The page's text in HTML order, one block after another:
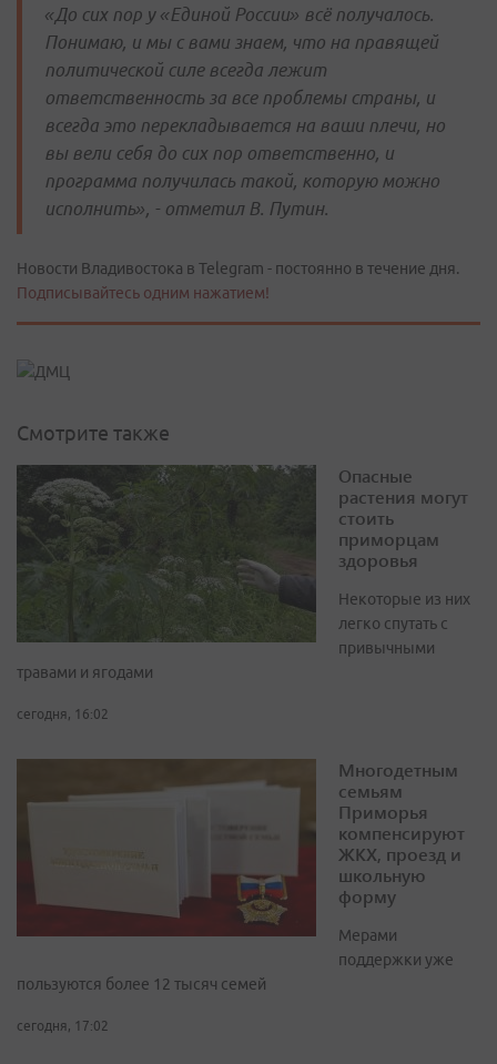
«До сих пор у «Единой России» всё получалось.
Понимаю, и мы с вами знаем, что на правящей
политической силе всегда лежит
ответственность за все проблемы страны, и
всегда это перекладывается на ваши плечи, но
вы вели себя до сих пор ответственно, и
программа получилась такой, которую можно
исполнить», - отметил В. Путин.
Новости Владивостока в Telegram - постоянно в течение дня.
Подписывайтесь одним нажатием!
Смотрите также
Опасные
растения могут
стоить
приморцам
здоровья
Некоторые из них
легко спутать с
привычными
травами и ягодами
сегодня, 16:02
Многодетным
семьям
Приморья
компенсируют
ЖКХ, проезд и
школьную
форму
Мерами
поддержки уже
пользуются более 12 тысяч семей
сегодня, 17:02